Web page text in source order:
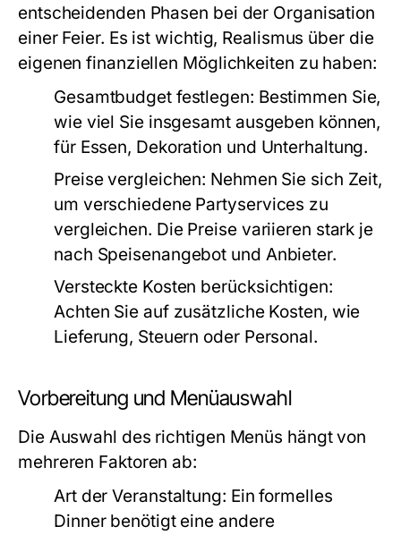
entscheidenden Phasen bei der Organisation
einer Feier. Es ist wichtig, Realismus über die
eigenen finanziellen Möglichkeiten zu haben:
Gesamtbudget festlegen: Bestimmen Sie,
wie viel Sie insgesamt ausgeben können,
für Essen, Dekoration und Unterhaltung.
Preise vergleichen: Nehmen Sie sich Zeit,
um verschiedene Partyservices zu
vergleichen. Die Preise variieren stark je
nach Speisenangebot und Anbieter.
Versteckte Kosten berücksichtigen:
Achten Sie auf zusätzliche Kosten, wie
Lieferung, Steuern oder Personal.
Vorbereitung und Menüauswahl
Die Auswahl des richtigen Menüs hängt von
mehreren Faktoren ab:
Art der Veranstaltung: Ein formelles
Dinner benötigt eine andere